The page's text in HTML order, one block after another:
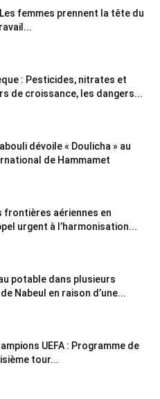
femmes prennent la tête du
: Pesticides, nitrates et
de croissance, les dangers...
dévoile « Doulicha » au
de Hammamet
frontières aériennes en
urgent à l’harmonisation...
potable dans plusieurs
Nabeul en raison d’une...
UEFA : Programme de
tour...